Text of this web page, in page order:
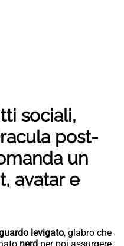
sociali,
post-
un
avatar e
levigato, glabro che